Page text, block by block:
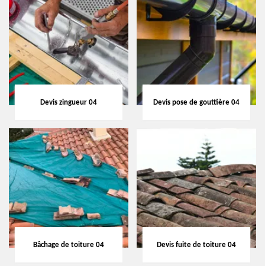
Devis zingueur 04 Devis pose de gouttière 04
Bâchage de toiture 04 Devis fuite de toiture 04